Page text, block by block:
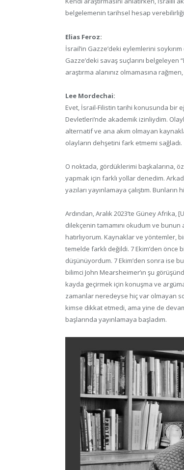
belgelemenin tarihsel hesap
Elias Feroz:
İsrail’in Gazze’deki eylemlerini
Gazze’deki savaş suçlarını
araştırma alanınız olmamasına
Lee Mordechai:
Evet, İsrail-Filistin tarihi konusunda bir
Devletleri’nde akademik izinliydim.
alternatif ve ana akım olmayan
olayların dehşetini fark etmemi sağladı.
O noktada, gördüklerimi başkalarına,
yapmak için farklı yollar denedim.
yazıları yayınlamaya çalıştım.
Ardından, Aralık 2023’te Güney Afrika,
dilekçenin tamamını okudum ve
hatırlıyorum. Kaynaklar ve yöntemler,
temelde farklı değildi. 7 Ekim’den
düşünüyordum. 7 Ekim’den sonra ise
bilimci John Mearsheimer’ın şu
kayda geçirmek için konuşma ve
zamanlar neredeyse hiç var olmayan
kimse dikkat etmedi, ama yine de
başlarında yayınlamaya başladım.